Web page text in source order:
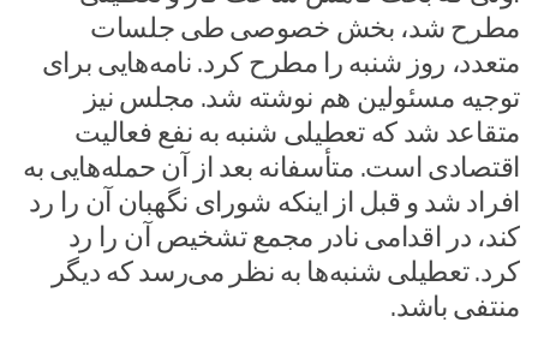
مطرح شد، بخش خصوصی طی جلسات
متعدد، روز شنبه را مطرح کرد. نامه‌هایی برای
توجیه مسئولین هم نوشته شد. مجلس نیز
متقاعد شد که تعطیلی شنبه به نفع فعالیت
اقتصادی است. متأسفانه بعد از آن حمله‌هایی به
افراد شد و قبل از اینکه شورای نگهبان آن را رد
کند، در اقدامی نادر مجمع تشخیص آن را رد
کرد. تعطیلی شنبه‌ها به نظر می‌رسد که دیگر
منتفی باشد.